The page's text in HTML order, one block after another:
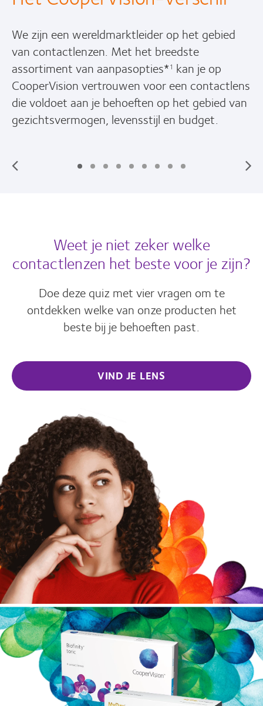
We zijn een wereldmarktleider op het gebied
van contactlenzen. Met het breedste
assortiment van aanpasopties*1 kan je op
CooperVision vertrouwen voor een contactlens
die voldoet aan je behoeften op het gebied van
gezichtsvermogen, levensstijl en budget.
Weet je niet zeker welke
contactlenzen het beste voor je zijn?
Doe deze quiz met vier vragen om te
ontdekken welke van onze producten het
beste bij je behoeften past.
VIND JE LENS